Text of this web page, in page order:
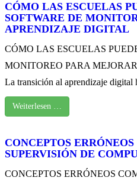
CÓMO LAS ESCUELAS
SOFTWARE DE
APRENDIZAJE DIGITAL
CÓMO LAS ESCUELAS
MONITOREO PARA
La transición al aprendizaje
Weiterlesen …
CONCEPTOS
SUPERVISIÓN DE
CONCEPTOS ERRÓNEOS